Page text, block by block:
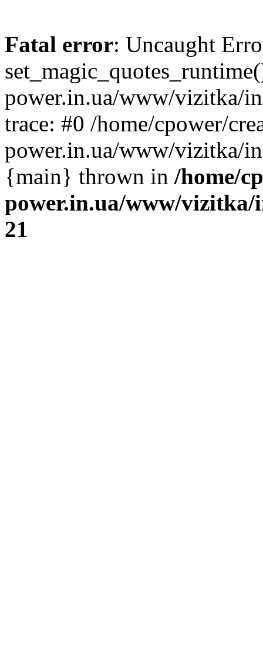
Fatal error: Uncaught
power.in.ua/www/vizitka/
trace: #0 /home/cpower/
power.in.ua/www/vizitka/
{main} thrown in /home/
power.in.ua/www/
21